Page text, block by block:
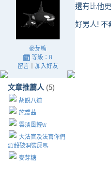
麥芽糖
等級：8
留言｜ 加入好友
文章推薦人 (5)
胡說八道
施喬茜
雲淡風輕w
大法官及法官你們
頭殼破洞裝屎嗎
麥芽糖
還有比他
好男人! 不